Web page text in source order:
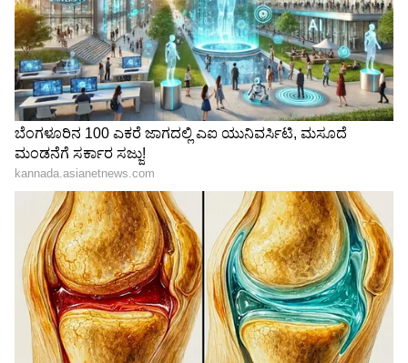
Heart Healthy food: ಹೃದಯದ ಆರೋಗ್ಯಕ್ಕೆ ನೀವು
ಸೇವಿಸಲೇಬೇಕಾದ ಸೂಪರ್ ಆಹಾರಗಳಿವು
ಇಷ್ಟೆಲ್ಲ ಬದಲಾವಣೆ ಆಗತ್ತೆ ಅಂತ ಗೊತ್ತಾದ್ರೆ Junk
Food ಬಿಡ್ತೀರಾ! ಇದು 30 ದಿನದ ಚಾಲೆಂಜ್!
3
7
Image Credit :Pinterest